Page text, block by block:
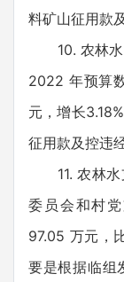
料矿山征用款
10. 农林水
2022 年预算
元，增长
征用款及控违经
11. 农林水
委员会和村
97.05 万元，
要是根据临组